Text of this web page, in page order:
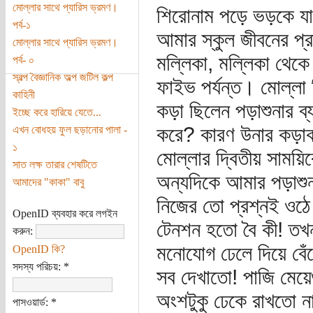
মোল্লার সাথে প্যারিস ভ্রমণ।
পর্ব-১
মোল্লার সাথে প্যারিস ভ্রমণ।
পর্ব- ০
স্বল্প বৈজ্ঞানিক অল্প জটিল কল্প
কাহিনী
ইচ্ছে করে হারিয়ে যেতে...
এখন বোধহয় ফুল ছড়ানোর পালা -
১
সাত লক্ষ তারার শেষটিতে
আমাদের "কাকা" বাবু
OpenID ব্যবহার করে লগইন
করুন:
OpenID কি?
সদস্য পরিচয়: *
পাসওয়ার্ড: *
শিরোনাম পড়ে ভড়কে
আমার স্কুল জীবনের
মল্লিকা, মল্লিকা
ফাইভ পর্যন্ত। মোল্লা
কড়া ছিলেন পড়াশুনার
করে? কারণ উনার
মোল্লার দ্বিতীয়
অন্যদিকে আমার
নিজের তো প্রশ্নই
টেনশন হতো বৈ কী!
মনোযোগ ঢেলে দিয়ে
সব দেখাতো! পাজি
অংশটুকু ঢেকে রাখতো